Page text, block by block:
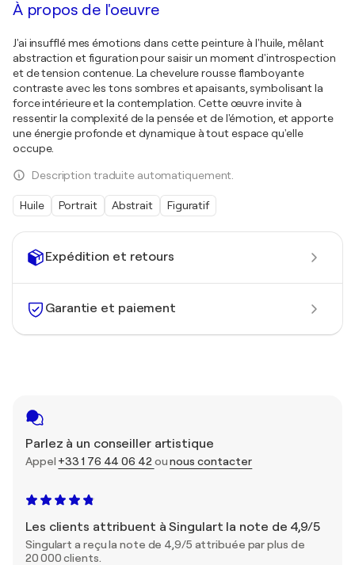
Expédition et retours
Garantie et paiement
Parlez à un conseiller artistique
Appel +33 1 76 44 06 42 ounous contacter
Les clients attribuent à Singulart la note de 4,9/5
Singulart a reçu la note de 4,9/5 attribuée par plus de
20 000 clients.
À propos de l'oeuvre
J'ai insufflé mes émotions dans cette peinture à l'huile, mêlant
abstraction et figuration pour saisir un moment d'introspection
et de tension contenue. La chevelure rousse flamboyante
contraste avec les tons sombres et apaisants, symbolisant la
force intérieure et la contemplation. Cette œuvre invite à
ressentir la complexité de la pensée et de l'émotion, et apporte
une énergie profonde et dynamique à tout espace qu'elle
occupe.
Description traduite automatiquement.
Huile Portrait Abstrait Figuratif